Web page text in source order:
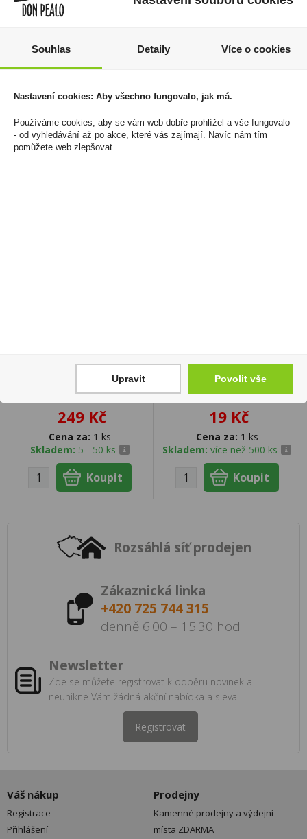
Masha kniha s bonbóny
čokolády různé motivy
400g
349 Kč
Cena za:
469 Kč
Cena za:1 ks
Skladem:5 - 50 ks
Jubilejná Slivka 0,7l 35%
249 Kč
Cena za: 1 ks
Skladem: 5 - 50 ks
Jojo Medvídci 80g
19 Kč
Cena za: 1 ks
Skladem: více než 500 ks
Rozsáhlá síť prodejen
Zákaznická linka
+420 725 744 315
denně 6:00 – 15:30 hod
Newsletter
Zde se můžete registrovat k odběru novinek a
neunikne Vám žádná akční nabídka a sleva!
Registrovat
Váš nákup
Registrace
Přihlášení
Prodejny
Kamenné prodejny a výdejní
místa ZDARMA
Souhlas Detaily Více o cookies
Nastavení cookies: Aby všechno fungovalo, jak má.
Používáme cookies, aby se vám web dobře prohlížel a vše fungovalo
- od vyhledávání až po akce, které vás zajímají. Navíc nám tím
pomůžete web zlepšovat.
Upravit Povolit vše